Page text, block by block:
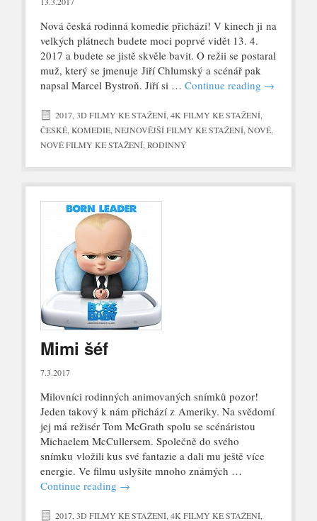
Nová česká rodinná komedie přichází! V kinech ji na
velkých plátnech budete moci poprvé vidět 13. 4.
2017 a budete se jistě skvěle bavit. O režii se postaral
muž, který se jmenuje Jiří Chlumský a scénář pak
napsal Marcel Bystroň. Jiří si … Continue reading →
2017, 3D FILMY KE STAŽENÍ, 4K FILMY KE STAŽENÍ,
ČESKÉ, KOMEDIE, NEJNOVĚJŠÍ FILMY KE STAŽENÍ, NOVÉ,
NOVÉ FILMY KE STAŽENÍ, RODINNÝ
Mimi šéf
7.3.2017
Milovníci rodinných animovaných snímků pozor!
Jeden takový k nám přichází z Ameriky. Na svědomí
jej má režisér Tom McGrath spolu se scénáristou
Michaelem McCullersem. Společně do svého
snímku vložili kus své fantazie a dali mu ještě více
energie. Ve filmu uslyšíte mnoho známých …
Continue reading →
2017,3D FILMY KE STAŽENÍ,4K FILMY KE STAŽENÍ,